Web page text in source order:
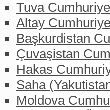
Tuva
Altay
Başkurdistan
Çuvaşistan
Hakas
Saha
Moldova